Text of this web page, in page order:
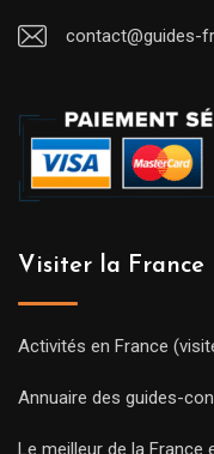
contact@guides-
Visiter la France
Activités en France
Annuaire des guides-
Le meilleur de la France